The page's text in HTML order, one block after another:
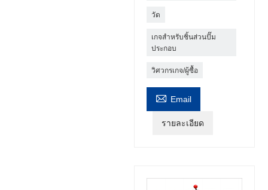
วัด
เกจสำหรับชิ้นส่วนปั๊ม
ประกอบ
วิศวกรเกจ/ผู้ซื้อ
 Email
รายละเอียด